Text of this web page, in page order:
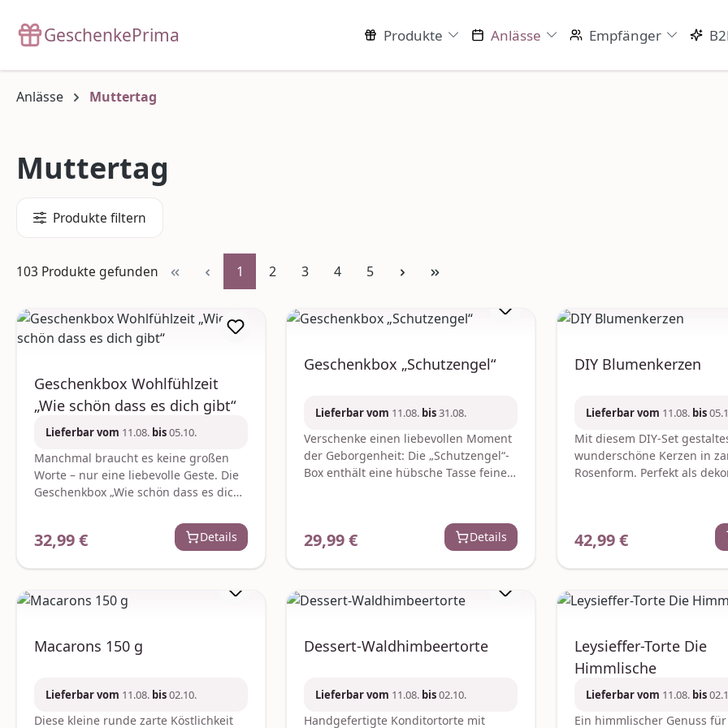
GeschenkePrima Produkte Anlässe Empfänger
Anlässe Muttertag
Muttertag
Produkte filtern
103 Produkte gefunden Seite
1 Seite
2 Seite
3 Seite
4 Seite
5
Geschenkbox Wohlfühlzeit
„Wie schön dass es dich gibt“
Lieferbar vom 11.08. bis05.10.
Manchmal braucht es keine großen
Worte – nur eine liebevolle Geste. Die
Geschenkbox „Wie schön dass es dich
Aufmerksamkeit um einem
besonderen Menschen einfach mal
Handtuch und pflegendem Duschgel
(200 ml) lädt zu entspannten
prickelnder 02 l Secco für kleine
liebevoll gestaltete Tasse mit der
Aufschrift „Wie schön dass es dich
Regulärer Preis:
32,99 € Details
Geschenkbox „Schutzengel“
Lieferbar vom 11.08. bis31.08.
Verschenke einen liebevollen Moment
der Geborgenheit: Die „Schutzengel“-
Box enthält eine hübsche Tasse feine
Mutmacher-Geschenk zum Danke-
Sagen oder einfach um jemandem
zu schenken. Die Lieferung erfolgt im
bruchsicheren Karton. Je nach
Verfügbarkeit werden ggf. gleich-
geliefert.Ca. 40 g Schokoladentafel
Kakaomasse; Emulgator: Sojalecithin;
Regulärer Preis:
29,99 € Details
DIY Blumenkerzen
Lieferbar vom 11.08. bis
Mit diesem DIY-Set
wunderschöne Kerzen in
Rosenform. Perfekt als
Kunstwerk. Alles was du
im Set enthalten – für
Schönheit. Je nach
werden ggf. gleich- oder
Ersatzartikel geliefert.
rondCS
Regulärer Preis:
42,99 €
Macarons 150 g
Lieferbar vom 11.08. bis02.10.
Diese kleine runde zarte Köstlichkeit
Dessert-Waldhimbeertorte
Lieferbar vom 11.08. bis02.10.
Handgefertigte Konditortorte mit
Leysieffer-Torte Die
Himmlische
Lieferbar vom 11.08. bis
Ein himmlischer Genuss